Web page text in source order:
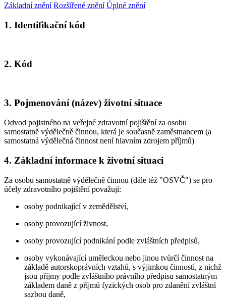
Základní znění Rozšířené znění Úplné znění
1. Identifikační kód
2. Kód
3. Pojmenování (název) životní situace
Odvod pojistného na veřejné zdravotní pojištění za osobu
samostatně výdělečně činnou, která je současně zaměstnancem (a
samostatná výdělečná činnost není hlavním zdrojem příjmů)
4. Základní informace k životní situaci
Za osobu samostatně výdělečně činnou (dále též "OSVČ") se pro
účely zdravotního pojištění považují:
osoby podnikající v zemědělství,
osoby provozující živnost,
osoby provozující podnikání podle zvláštních předpisů,
osoby vykonávající uměleckou nebo jinou tvůrčí činnost na
základě autorskoprávních vztahů, s výjimkou činností, z nichž
jsou příjmy podle zvláštního právního předpisu samostatným
základem daně z příjmů fyzických osob pro zdanění zvláštní
sazbou daně,